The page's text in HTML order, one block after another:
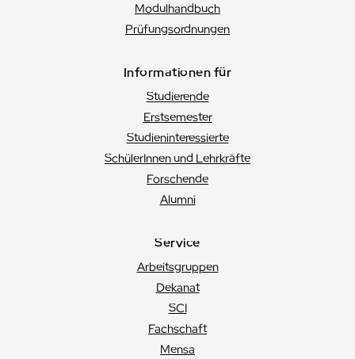
Modulhandbuch
Prüfungsordnungen
Informationen für
Studierende
Erstsemester
Studien­interessierte
SchülerInnen und Lehrkräfte
Forschende
Alumni
Service
Arbeitsgruppen
Dekanat
SCI
Fachschaft
Mensa